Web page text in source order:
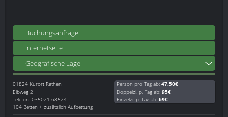
Buchungsanfrage
Internetseite
Geografische Lage
01824 Kurort Rathen
Elbweg 2
Telefon: 035021 68524
104 Betten + zusätzlich Aufbettung
Person pro Tag ab: 47,50€
Doppelzi. p. Tag ab: 95€
Einzelzi. p. Tag ab: 69€